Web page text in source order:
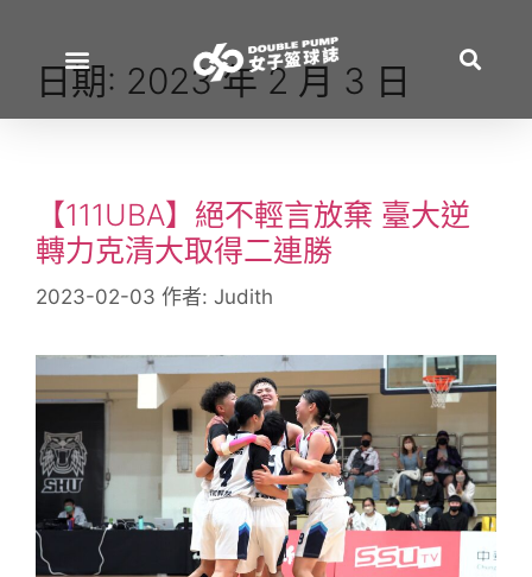
日期: 2023 年 2 月 3 日
【111UBA】絕不輕言放棄 臺大逆
轉力克清大取得二連勝
2023-02-03 作者: Judith